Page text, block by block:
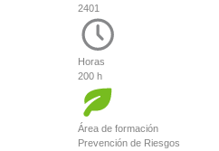
2401
Horas
200 h
Área de formación
Prevención de Riesgos